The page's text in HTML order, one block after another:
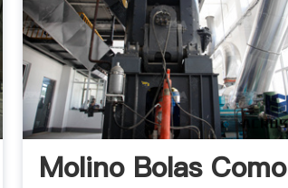
Molino Bolas Como